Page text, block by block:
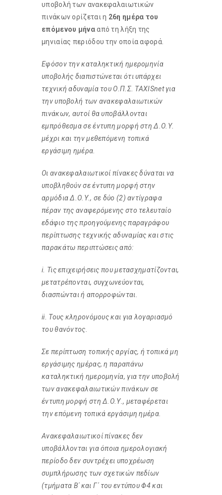
υποβολή των ανακεφαλαιωτικών
πινάκων ορίζεται η 26η ημέρα του
επόμενου μήνααπό τη λήξη της
μηνιαίας περιόδου την οποία αφορά.
Εφόσον την καταληκτική ημερομηνία
υποβολής διαπιστώνεται ότι υπάρχει
τεχνική αδυναμία του Ο.Π.Σ. TAXISnet για
την υποβολή των ανακεφαλαιωτικών
πινάκων, αυτοί θα υποβάλλονται
εμπρόθεσμα σε έντυπη μορφή στη Δ.Ο.Υ.
μέχρι και την μεθεπόμενη τοπικά
εργάσιμη ημέρα.
Οι ανακεφαλαιωτικοί πίνακες δύναται να
υποβληθούν σε έντυπη μορφή στην
αρμόδια Δ.Ο.Υ., σε δύο (2) αντίγραφα
πέραν της αναφερόμενης στο τελευταίο
εδάφιο της προηγούμενης παραγράφου
περίπτωσης τεχνικής αδυναμίας και στις
παρακάτω περιπτώσεις από:
i. Τις επιχειρήσεις που μετασχηματίζονται,
μετατρέπονται, συγχωνεύονται,
διασπώνται ή απορροφώνται.
ii. Τους κληρονόμους και για λογαριασμό
του θανόντος.
Σε περίπτωση τοπικής αργίας, ή τοπικά μη
εργάσιμης ημέρας, η παραπάνω
καταληκτική ημερομηνία, για την υποβολή
των ανακεφαλαιωτικών πινάκων σε
έντυπη μορφή στη Δ.Ο.Υ., μεταφέρεται
την επόμενη τοπικά εργάσιμη ημέρα.
Ανακεφαλαιωτικοί πίνακες δεν
υποβάλλονται για όποια ημερολογιακή
περίοδο δεν συντρέχει υποχρέωση
συμπλήρωσης των σχετικών πεδίων
(τμήματα Β΄ και Γ΄ του εντύπου Φ4 και